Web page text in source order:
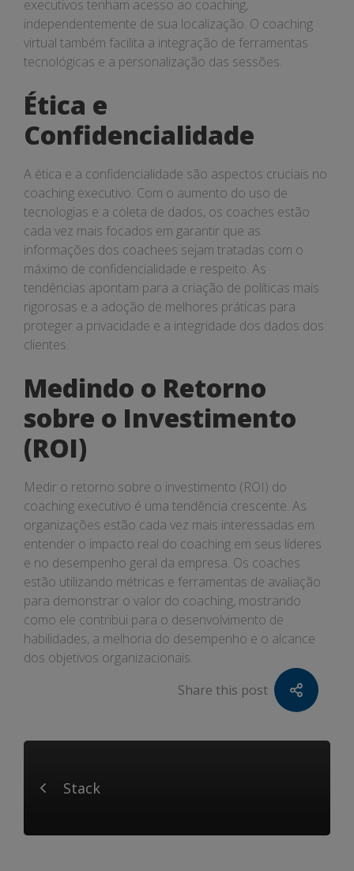
executivos tenham acesso ao coaching,
independentemente de sua localização. O coaching
virtual também facilita a integração de ferramentas
tecnológicas e a personalização das sessões.
Ética e
Confidencialidade
A ética e a confidencialidade são aspectos cruciais no
coaching executivo. Com o aumento do uso de
tecnologias e a coleta de dados, os coaches estão
cada vez mais focados em garantir que as
informações dos coachees sejam tratadas com o
máximo de confidencialidade e respeito. As
tendências apontam para a criação de políticas mais
rigorosas e a adoção de melhores práticas para
proteger a privacidade e a integridade dos dados dos
clientes.
Medindo o Retorno
sobre o Investimento
(ROI)
Medir o retorno sobre o investimento (ROI) do
coaching executivo é uma tendência crescente. As
organizações estão cada vez mais interessadas em
entender o impacto real do coaching em seus líderes
e no desempenho geral da empresa. Os coaches
estão utilizando métricas e ferramentas de avaliação
para demonstrar o valor do coaching, mostrando
como ele contribui para o desenvolvimento de
habilidades, a melhoria do desempenho e o alcance
dos objetivos organizacionais.
Share this post
Stack